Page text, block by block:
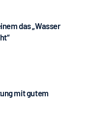
das „Wasser
mit gutem